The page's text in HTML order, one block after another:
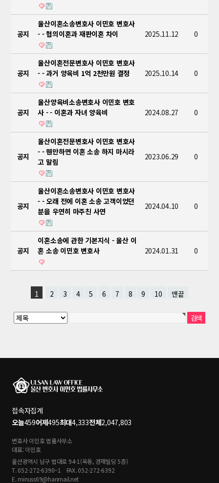
공지
울산이혼소송변호사 이민호 변호사
- - 협의이혼과 재판이혼 차이
2025.11.12 0
공지
울산이혼전문변호사 이민호 변호사
- - 과거 양육비 1억 2천만원 결정
2025.10.14 0
공지
울산양육비소송변호사 이민호 변호
사 - - 이혼과 자녀 양육비
2024.08.27 0
공지
울산이혼전문변호사 이민호 변호사
- - 웬만하면 이혼 소송 하지 마시라
고 말림
2023.06.29 0
공지
울산이혼소송변호사 이민호 변호사
- - 오래 전에 이혼 소송 고객이었던
분을 우연히 마주친 사연
2024.04.10 0
공지
이혼소송에 관한 기본지식 - 울산 이
혼 소송 이민호 변호사
2024.01.31 0
1 2 3 4 5 6 7 8 9 10 맨끝
접속자집계
오늘459어제495최대4,333전체2,047,803
변호사 이민호 법률사무소
대표: 이민호
울산광역시 남구 법대로 94-1(옥동, 경재빌딩 5층)
T. 052-272-6390~1
FAX. 052-272-6392
E. minuss69@hanmail.net